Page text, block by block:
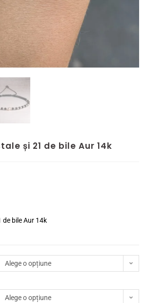
și 21 de bile Aur 14k
de bile Aur 14k
Alege o opțiune
Alege o opțiune